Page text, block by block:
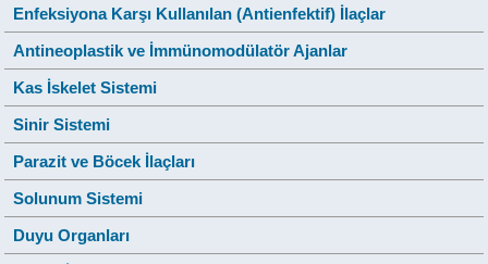
Enfeksiyona Karşı Kullanılan (Antienfektif) İlaçlar
Antineoplastik ve İmmünomodülatör Ajanlar
Kas İskelet Sistemi
Sinir Sistemi
Parazit ve Böcek İlaçları
Solunum Sistemi
Duyu Organları